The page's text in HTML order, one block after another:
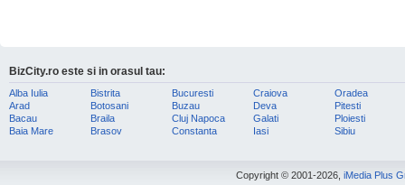
BizCity.ro este si in orasul tau:
Alba Iulia
Arad
Bacau
Baia Mare
Bistrita
Botosani
Braila
Brasov
Bucuresti
Buzau
Cluj Napoca
Constanta
Craiova
Deva
Galati
Iasi
Oradea
Pitesti
Ploiesti
Sibiu
Copyright © 2001-2026, iMedia Plus